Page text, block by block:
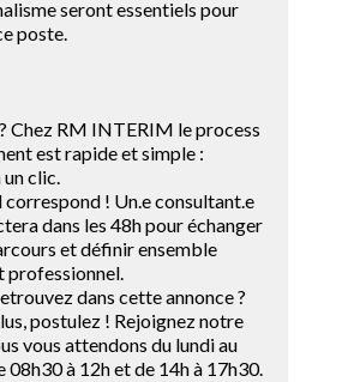
seront essentiels pour
poste.
Chez RM INTERIM le process
est rapide et simple :
un clic.
! Un.e consultant.e
dans les 48h pour échanger
et définir ensemble
professionnel.
dans cette annonce ?
postulez ! Rejoignez notre
vous attendons du lundi au
08h30 à 12h et de 14h à 17h30.